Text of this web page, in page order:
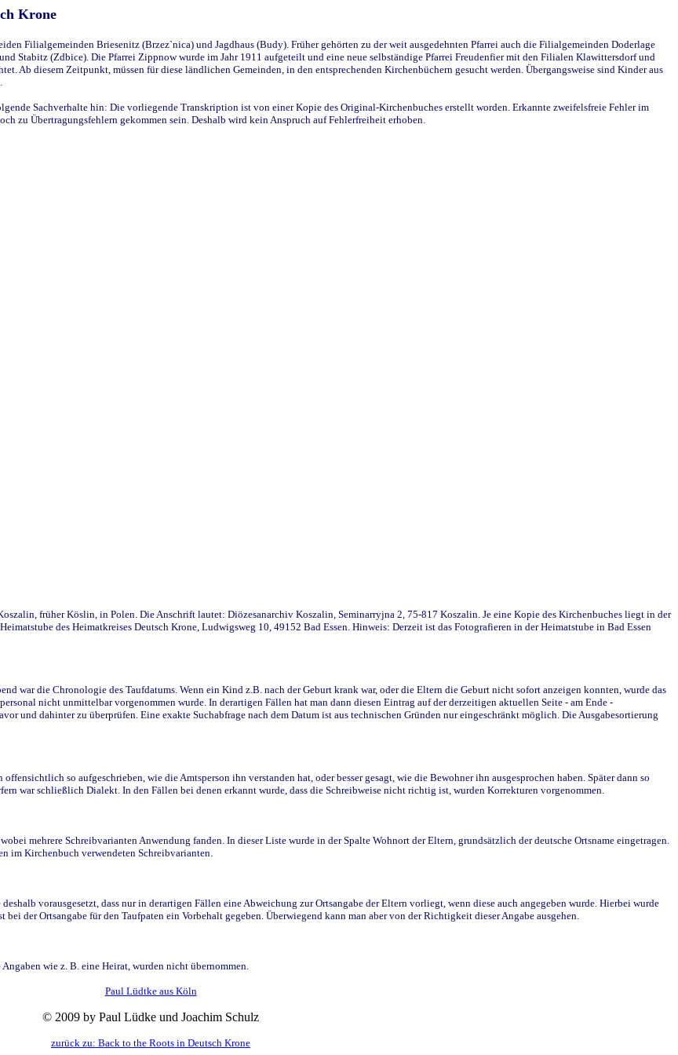
Krone
Filialgemeinden Briesenitz (Brzez`nica) und Jagdhaus (Budy). Früher gehörten zu der weit ausgedehnten Pfarrei auch die Filialgemeinden Doderlage
Stabitz (Zdbice). Die Pfarrei Zippnow wurde im Jahr 1911 aufgeteilt und eine neue selbständige Pfarrei Freudenfier mit den Filialen Klawittersdorf und
Ab diesem Zeitpunkt, müssen für diese ländlichen Gemeinden, in den entsprechenden Kirchenbüchern gesucht werden. Übergangsweise sind Kinder aus
Sachverhalte hin: Die vorliegende Transkription ist von einer Kopie des Original-Kirchenbuches erstellt worden. Erkannte zweifelsfreie Fehler im
zu Übertragungsfehlern gekommen sein. Deshalb wird kein Anspruch auf Fehlerfreiheit erhoben.
früher Köslin, in Polen. Die Anschrift lautet: Diözesanarchiv Koszalin, Seminarryjna 2, 75-817 Koszalin. Je eine Kopie des Kirchenbuches liegt in der
des Heimatkreises Deutsch Krone, Ludwigsweg 10, 49152 Bad Essen. Hinweis: Derzeit ist das Fotografieren in der Heimatstube in Bad Essen
war die Chronologie des Taufdatums. Wenn ein Kind z.B. nach der Geburt krank war, oder die Eltern die Geburt nicht sofort anzeigen konnten, wurde das
nicht unmittelbar vorgenommen wurde. In derartigen Fällen hat man dann diesen Eintrag auf der derzeitigen aktuellen Seite - am Ende -
und dahinter zu überprüfen. Eine exakte Suchabfrage nach dem Datum ist aus technischen Gründen nur eingeschränkt möglich. Die Ausgabesortierung
so aufgeschrieben, wie die Amtsperson ihn verstanden hat, oder besser gesagt, wie die Bewohner ihn ausgesprochen haben. Später dann so
war schließlich Dialekt. In den Fällen bei denen erkannt wurde, dass die Schreibweise nicht richtig ist, wurden Korrekturen vorgenommen.
mehrere Schreibvarianten Anwendung fanden. In dieser Liste wurde in der Spalte Wohnort der Eltern, grundsätzlich der deutsche Ortsname eingetragen.
im Kirchenbuch verwendeten Schreibvarianten.
vorausgesetzt, dass nur in derartigen Fällen eine Abweichung zur Ortsangabe der Eltern vorliegt, wenn diese auch angegeben wurde. Hierbei wurde
der Ortsangabe für den Taufpaten ein Vorbehalt gegeben. Überwiegend kann man aber von der Richtigkeit dieser Angabe ausgehen.
wie z. B. eine Heirat, wurden nicht übernommen.
Paul Lüdtke aus Köln
© 2009 by Paul Lüdke und Joachim Schulz
zurück zu: Back to the Roots in Deutsch Krone